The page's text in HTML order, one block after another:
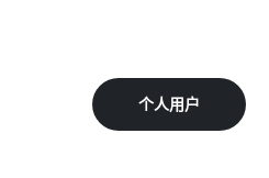
个人用户